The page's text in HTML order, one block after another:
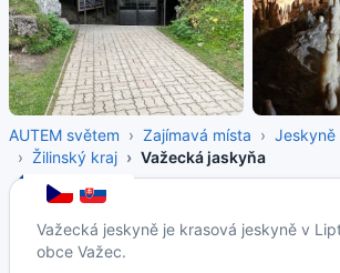
AUTEM světem Zajímavá místa Jeskyně
Žilinský kraj
Važecká jaskyňa
Važecká jeskyně je krasová jeskyně v
obce Važec.